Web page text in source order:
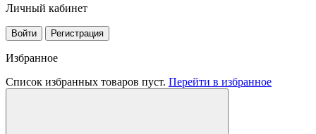
Личный кабинет
Войти Регистрация
Избранное
Список избранных товаров пуст. Перейти в избранное